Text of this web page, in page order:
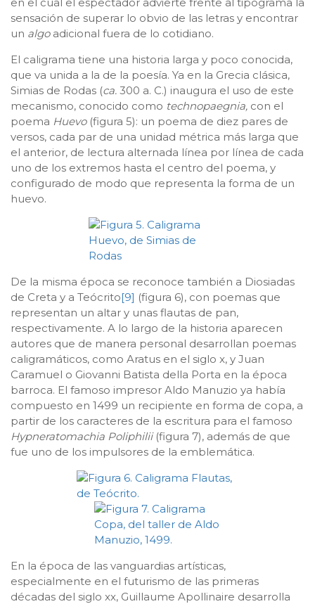
sensación de superar lo obvio de las letras y encontrar
un algo adicional fuera de lo cotidiano.
El caligrama tiene una historia larga y poco conocida,
que va unida a la de la poesía. Ya en la Grecia clásica,
Simias de Rodas (ca. 300 a. C.) inaugura el uso de este
mecanismo, conocido como technopaegnia, con el
poema Huevo (figura 5): un poema de diez pares de
versos, cada par de una unidad métrica más larga que
el anterior, de lectura alternada línea por línea de cada
uno de los extremos hasta el centro del poema, y
configurado de modo que representa la forma de un
huevo.
De la misma época se reconoce también a Diosiadas
de Creta y a Teócrito[9] (figura 6), con poemas que
representan un altar y unas flautas de pan,
respectivamente. A lo largo de la historia aparecen
autores que de manera personal desarrollan poemas
caligramáticos, como Aratus en el siglo x, y Juan
Caramuel o Giovanni Batista della Porta en la época
barroca. El famoso impresor Aldo Manuzio ya había
compuesto en 1499 un recipiente en forma de copa, a
partir de los caracteres de la escritura para el famoso
Hypneratomachia Poliphilii (figura 7), además de que
fue uno de los impulsores de la emblemática.
En la época de las vanguardias artísticas,
especialmente en el futurismo de las primeras
décadas del siglo xx, Guillaume Apollinaire desarrolla